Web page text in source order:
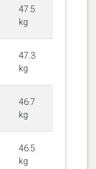
47.5
kg
47.3
kg
46.7
kg
46.5
kg